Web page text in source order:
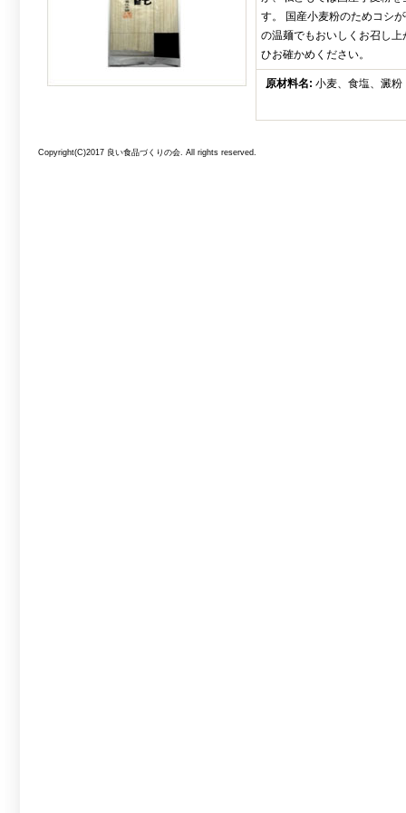
す。 国産小麦粉のためコシ
の温麺でもおいしくお召し
ひお確かめください。
原材料名: 小麦、食塩、澱粉
Copyright(C)2017 良い食品づくりの会. All rights reserved.